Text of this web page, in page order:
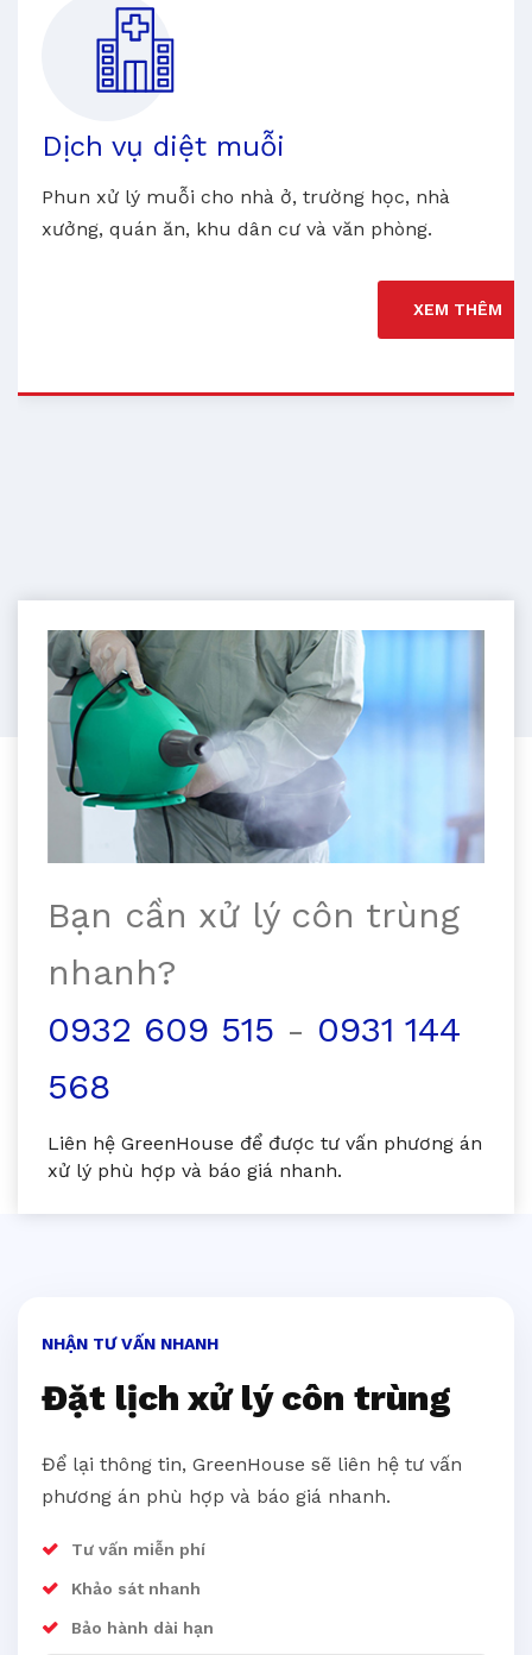
Dịch vụ diệt muỗi
Phun xử lý muỗi cho nhà ở, trường học, nhà
xưởng, quán ăn, khu dân cư và văn phòng.
XEM THÊM
Bạn cần xử lý côn trùng
nhanh?
0932 609 515 - 0931 144
568
Liên hệ GreenHouse để được tư vấn phương án
xử lý phù hợp và báo giá nhanh.
NHẬN TƯ VẤN NHANH
Đặt lịch xử lý côn trùng
Để lại thông tin, GreenHouse sẽ liên hệ tư vấn
phương án phù hợp và báo giá nhanh.
Tư vấn miễn phí
Khảo sát nhanh
Bảo hành dài hạn